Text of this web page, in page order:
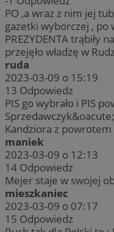
PO ,a wraz z nim jej
gazetki wyborczej , po
PREZYDENTA trąbiły
przejęło władzę w
ruda
2023-03-09 o 15:19
13 Odpowiedz
PIS go wybrało i PIS
Kandziora z powrotem
maniek
2023-03-09 o 12:13
14 Odpowiedz
Mejer staje w swojej
mieszkaniec
2023-03-09 o 07:17
15 Odpowiedz